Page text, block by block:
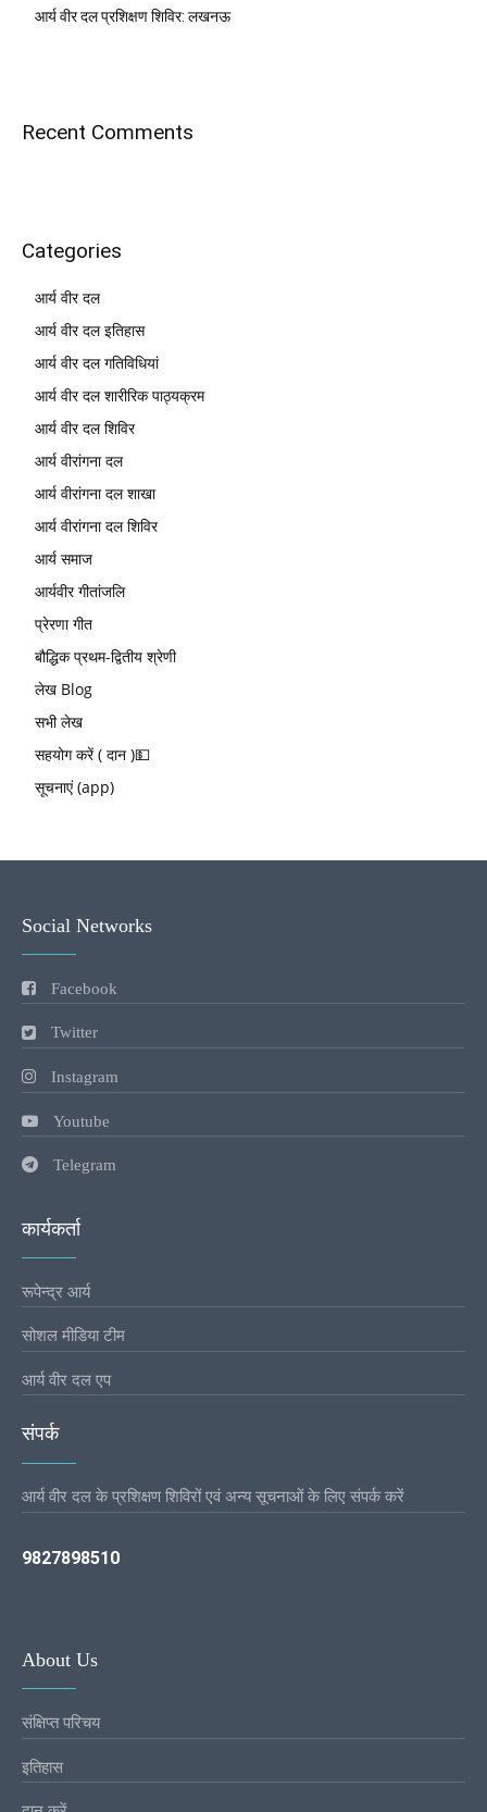
आर्य वीर दल प्रशिक्षण शिविर: लखनऊ
Recent Comments
Categories
आर्य वीर दल
आर्य वीर दल इतिहास
आर्य वीर दल गतिविधियां
आर्य वीर दल शारीरिक पाठ्यक्रम
आर्य वीर दल शिविर
आर्य वीरांगना दल
आर्य वीरांगना दल शाखा
आर्य वीरांगना दल शिविर
आर्य समाज
आर्यवीर गीतांजलि
प्रेरणा गीत
बौद्धिक प्रथम-द्वितीय श्रेणी
लेख Blog
सभी लेख
सहयोग करें ( दान )💵
सूचनाएं (app)
Social Networks
Facebook
Twitter
Instagram
Youtube
Telegram
कार्यकर्ता
रूपेन्द्र आर्य
सोशल मीडिया टीम
आर्य वीर दल एप
संपर्क
आर्य वीर दल के प्रशिक्षण शिविरों एवं अन्य सूचनाओं के लिए संपर्क करें
9827898510
About Us
संक्षिप्त परिचय
इतिहास